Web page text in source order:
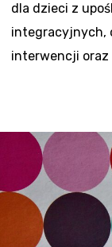
dla dzieci z
integracyjnych,
interwencji